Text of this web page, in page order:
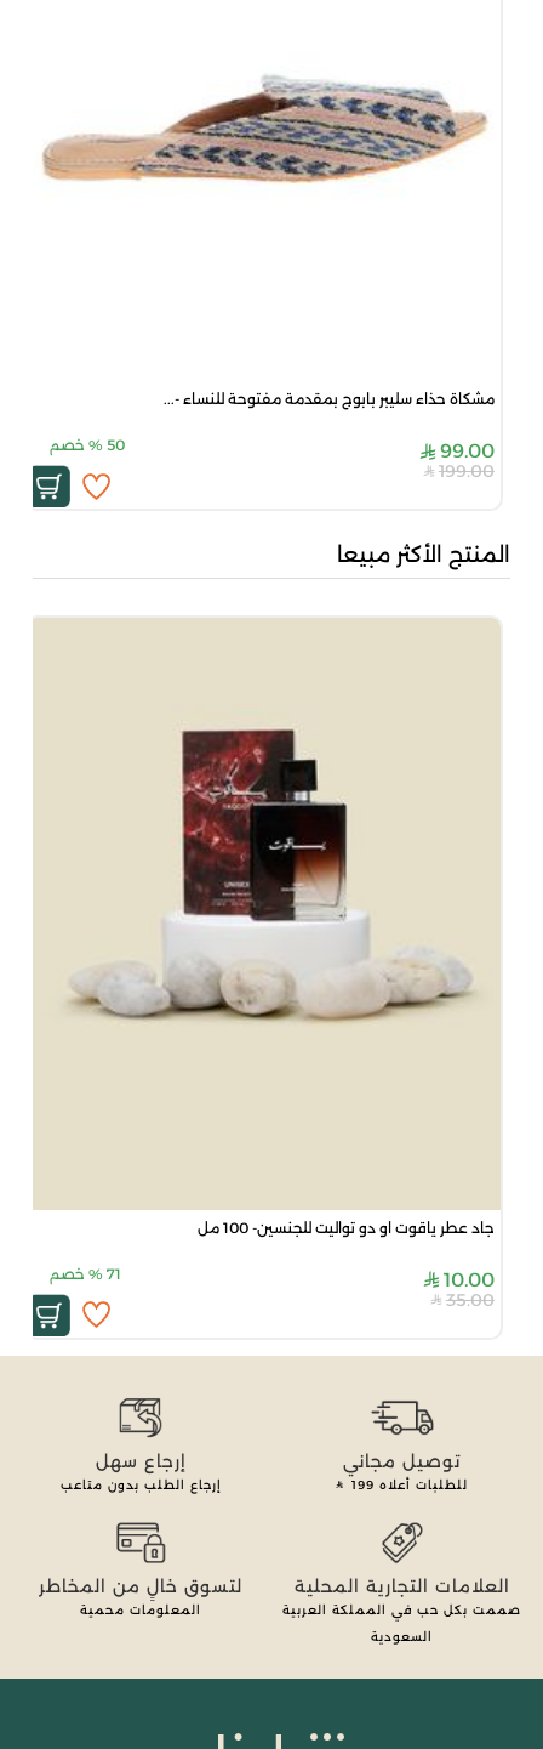
مشكاة حذاء سليبر بابوج بمقدمة مفتوحة للنساء -...
99.00
50
% خصم
199.00
المنتج الأكثر مبيعا
جاد عطر ياقوت او دو تواليت للجنسين- 100 مل
10.00
71
% خصم
35.00
توصيل مجاني
للطلبات أعلاه 199
إرجاع سهل
إرجاع الطلب بدون متاعب
العلامات التجارية المحلية
صممت بكل حب في المملكة العربية
السعودية
لتسوق خالٍ من المخاطر
المعلومات محمية